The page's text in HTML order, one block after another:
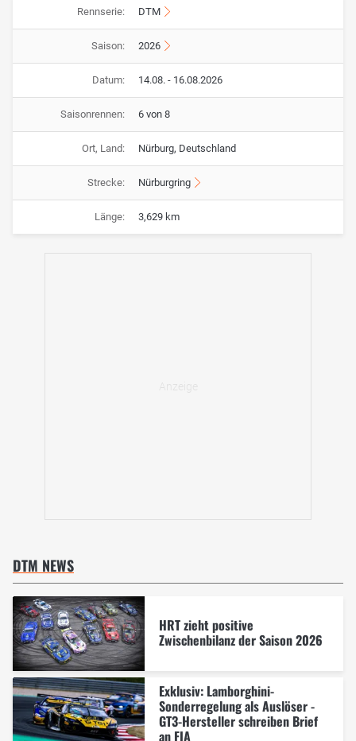
Rennserie: DTM
Saison: 2026
Datum: 14.08. - 16.08.2026
Saisonrennen: 6 von 8
Ort, Land: Nürburg, Deutschland
Strecke: Nürburgring
Länge: 3,629 km
DTM NEWS
HRT zieht positive
Zwischenbilanz der Saison 2026
Exklusiv: Lamborghini-
Sonderregelung als Auslöser -
GT3-Hersteller schreiben Brief
an FIA